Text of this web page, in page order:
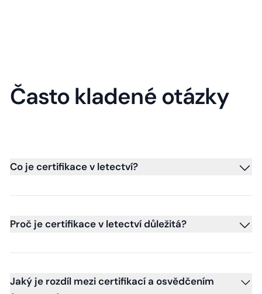
Často kladené otázky
Co je certifikace v letectví?
Proč je certifikace v letectví důležitá?
Jaký je rozdíl mezi certifikací a osvědčením